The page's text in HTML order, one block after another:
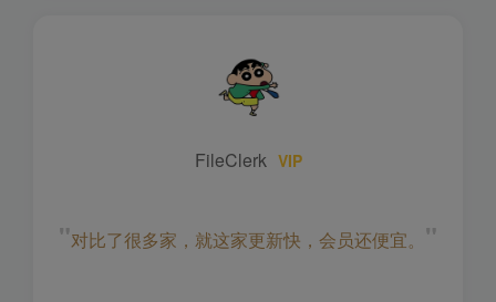
FileClerk VIP
"对比了很多家，就这家更新快，会员还便宜。 "